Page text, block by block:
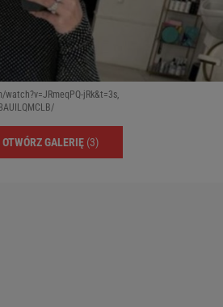
jRk&t=3s,
OTWÓRZ GALERIĘ (3)